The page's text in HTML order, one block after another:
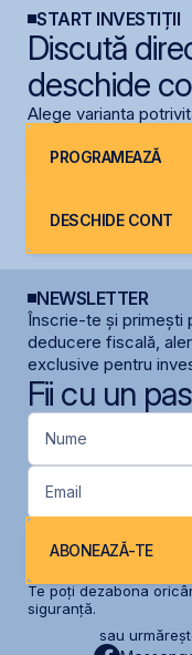
START INVESTIȚII
Discută
deschide
Alege varianta
PROGRAMEAZĂ
DESCHIDE CONT
NEWSLETTER
Înscrie-te și primești
deducere fiscală,
exclusive pentru
Fii cu un
Nume
Email
ABONEAZĂ-TE
Te poți dezabona
siguranță.
sau